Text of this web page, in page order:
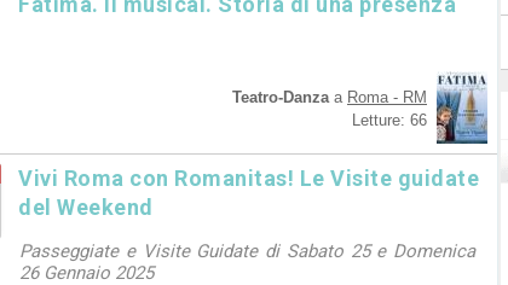
Teatro-Danzaa Roma - RM
Letture: 66
Vivi Roma con Romanitas! Le Visite guidate
del Weekend
Passeggiate e Visite Guidate di Sabato 25 e Domenica
26 Gennaio 2025